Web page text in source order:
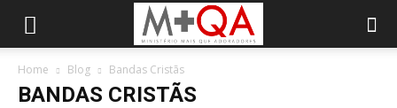
Home Blog Bandas Cristãs
BANDAS CRISTÃS